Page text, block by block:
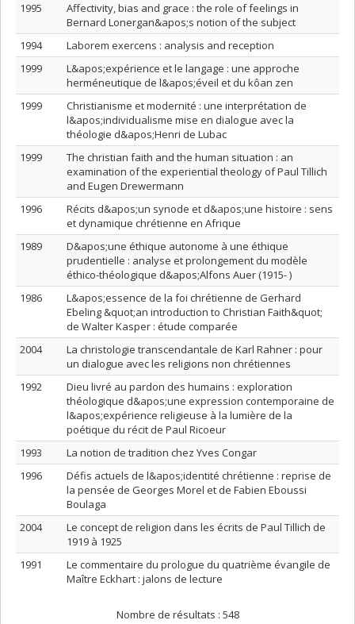
1995
Affectivity, bias and grace : the role of feelings in
Bernard Lonergan&apos;s notion of the subject
1994
Laborem exercens : analysis and reception
1999
L&apos;expérience et le langage : une approche
herméneutique de l&apos;éveil et du kôan zen
1999
Christianisme et modernité : une interprétation de
l&apos;individualisme mise en dialogue avec la
théologie d&apos;Henri de Lubac
1999
The christian faith and the human situation : an
examination of the experiential theology of Paul Tillich
and Eugen Drewermann
1996
Récits d&apos;un synode et d&apos;une histoire : sens
et dynamique chrétienne en Afrique
1989
D&apos;une éthique autonome à une éthique
prudentielle : analyse et prolongement du modèle
éthico-théologique d&apos;Alfons Auer (1915- )
1986
L&apos;essence de la foi chrétienne de Gerhard
Ebeling &quot;an introduction to Christian Faith&quot;
de Walter Kasper : étude comparée
2004
La christologie transcendantale de Karl Rahner : pour
un dialogue avec les religions non chrétiennes
1992
Dieu livré au pardon des humains : exploration
théologique d&apos;une expression contemporaine de
l&apos;expérience religieuse à la lumière de la
poétique du récit de Paul Ricoeur
1993
La notion de tradition chez Yves Congar
1996
Défis actuels de l&apos;identité chrétienne : reprise de
la pensée de Georges Morel et de Fabien Eboussi
Boulaga
2004
Le concept de religion dans les écrits de Paul Tillich de
1919 à 1925
1991
Le commentaire du prologue du quatrième évangile de
Maître Eckhart : jalons de lecture
Nombre de résultats : 548